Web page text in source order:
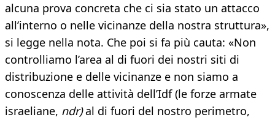
alcuna prova concreta che ci sia stato un attacco
all’interno o nelle vicinanze della nostra struttura»,
si legge nella nota. Che poi si fa più cauta: «Non
controlliamo l’area al di fuori dei nostri siti di
distribuzione e delle vicinanze e non siamo a
conoscenza delle attività dell’Idf (le forze armate
israeliane, ndr)al di fuori del nostro perimetro,